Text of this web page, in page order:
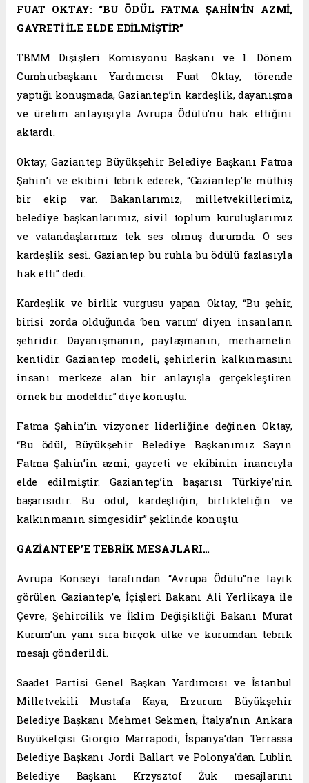
FUAT OKTAY: “BU ÖDÜL FATMA ŞAHİN’İN AZMİ,
GAYRETİ İLE ELDE EDİLMİŞTİR”
TBMM Dışişleri Komisyonu Başkanı ve 1. Dönem
Cumhurbaşkanı Yardımcısı Fuat Oktay, törende
yaptığı konuşmada, Gaziantep’in kardeşlik, dayanışma
ve üretim anlayışıyla Avrupa Ödülü’nü hak ettiğini
aktardı.
Oktay, Gaziantep Büyükşehir Belediye Başkanı Fatma
Şahin’i ve ekibini tebrik ederek, “Gaziantep’te müthiş
bir ekip var. Bakanlarımız, milletvekillerimiz,
belediye başkanlarımız, sivil toplum kuruluşlarımız
ve vatandaşlarımız tek ses olmuş durumda. O ses
kardeşlik sesi. Gaziantep bu ruhla bu ödülü fazlasıyla
hak etti” dedi.
Kardeşlik ve birlik vurgusu yapan Oktay, “Bu şehir,
birisi zorda olduğunda ‘ben varım’ diyen insanların
şehridir. Dayanışmanın, paylaşmanın, merhametin
kentidir. Gaziantep modeli, şehirlerin kalkınmasını
insanı merkeze alan bir anlayışla gerçekleştiren
örnek bir modeldir” diye konuştu.
Fatma Şahin’in vizyoner liderliğine değinen Oktay,
“Bu ödül, Büyükşehir Belediye Başkanımız Sayın
Fatma Şahin’in azmi, gayreti ve ekibinin inancıyla
elde edilmiştir. Gaziantep’in başarısı Türkiye’nin
başarısıdır. Bu ödül, kardeşliğin, birlikteliğin ve
kalkınmanın simgesidir” şeklinde konuştu.
GAZİANTEP’E TEBRİK MESAJLARI…
Avrupa Konseyi tarafından “Avrupa Ödülü”ne layık
görülen Gaziantep’e, İçişleri Bakanı Ali Yerlikaya ile
Çevre, Şehircilik ve İklim Değişikliği Bakanı Murat
Kurum’un yanı sıra birçok ülke ve kurumdan tebrik
mesajı gönderildi.
Saadet Partisi Genel Başkan Yardımcısı ve İstanbul
Milletvekili Mustafa Kaya, Erzurum Büyükşehir
Belediye Başkanı Mehmet Sekmen, İtalya’nın Ankara
Büyükelçisi Giorgio Marrapodi, İspanya’dan Terrassa
Belediye Başkanı Jordi Ballart ve Polonya’dan Lublin
Belediye Başkanı Krzysztof Żuk mesajlarını